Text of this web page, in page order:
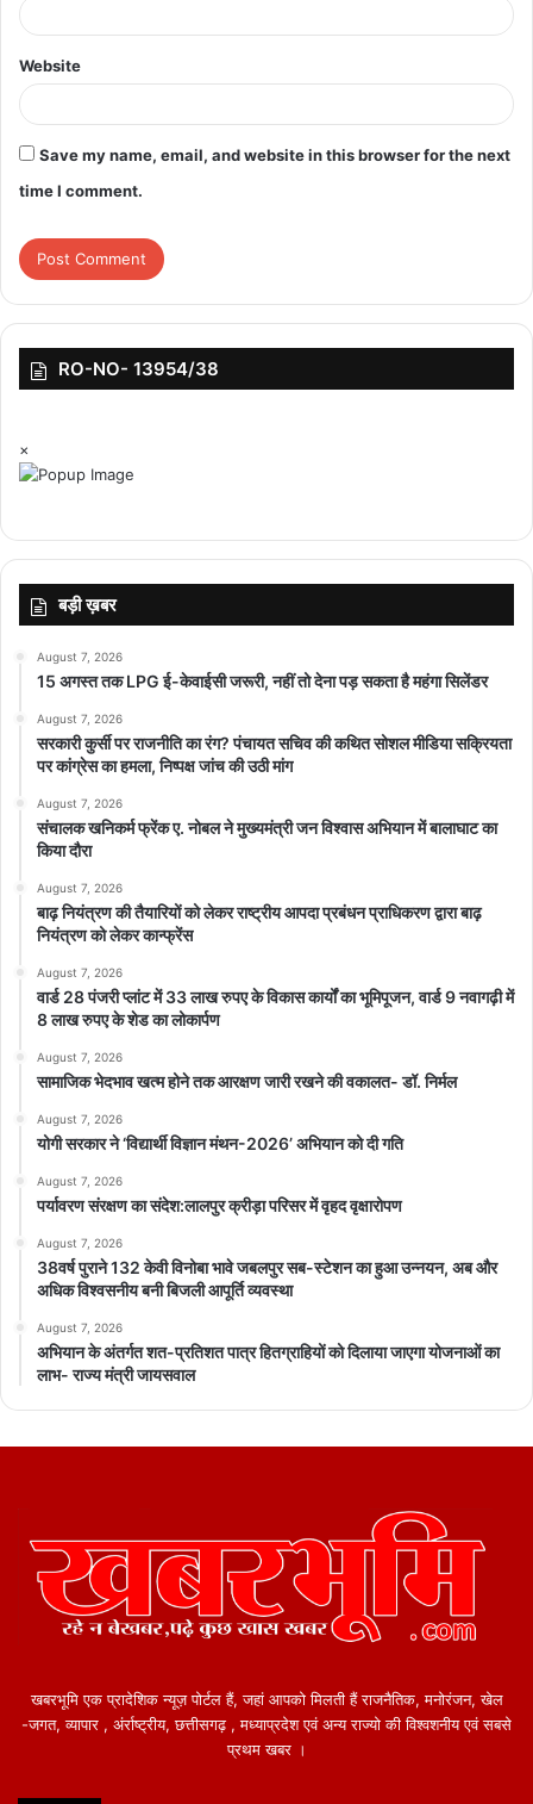
Website
Save my name, email, and website in this browser for the next
time I comment.
RO-NO- 13954/38
×
बड़ी ख़बर
August 7, 2026
15 अगस्त तक LPG ई-केवाईसी जरूरी, नहीं तो देना पड़ सकता है महंगा सिलेंडर
August 7, 2026
सरकारी कुर्सी पर राजनीति का रंग? पंचायत सचिव की कथित सोशल मीडिया सक्रियता
पर कांग्रेस का हमला, निष्पक्ष जांच की उठी मांग
August 7, 2026
संचालक खनिकर्म फ्रेंक ए. नोबल ने मुख्यमंत्री जन विश्वास अभियान में बालाघाट का
किया दौरा
August 7, 2026
बाढ़ नियंत्रण की तैयारियों को लेकर राष्ट्रीय आपदा प्रबंधन प्राधिकरण द्वारा बाढ़
नियंत्रण को लेकर कान्फ्रेंस
August 7, 2026
वार्ड 28 पंजरी प्लांट में 33 लाख रुपए के विकास कार्यों का भूमिपूजन, वार्ड 9 नवागढ़ी में
8 लाख रुपए के शेड का लोकार्पण
August 7, 2026
सामाजिक भेदभाव खत्म होने तक आरक्षण जारी रखने की वकालत- डॉ. निर्मल
August 7, 2026
योगी सरकार ने ‘विद्यार्थी विज्ञान मंथन-2026’ अभियान को दी गति
August 7, 2026
पर्यावरण संरक्षण का संदेश:लालपुर क्रीड़ा परिसर में वृहद वृक्षारोपण
August 7, 2026
38वर्ष पुराने 132 केवी विनोबा भावे जबलपुर सब-स्टेशन का हुआ उन्नयन, अब और
अधिक विश्वसनीय बनी बिजली आपूर्ति व्यवस्था
August 7, 2026
अभियान के अंतर्गत शत-प्रतिशत पात्र हितग्राहियों को दिलाया जाएगा योजनाओं का
लाभ- राज्य मंत्री जायसवाल
खबरभूमि एक प्रादेशिक न्यूज़ पोर्टल हैं, जहां आपको मिलती हैं राजनैतिक, मनोरंजन, खेल
-जगत, व्यापार , अंर्राष्ट्रीय, छत्तीसगढ़ , मध्याप्रदेश एवं अन्य राज्यो की विश्वशनीय एवं सबसे
प्रथम खबर ।